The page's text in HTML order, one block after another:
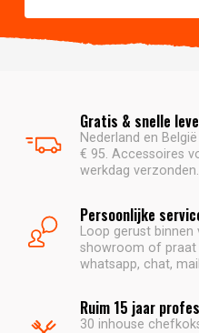
Gratis & snelle
Nederland en
€ 95. Accessoires
werkdag
Persoonlijke
Loop gerust
showroom of praat
whatsapp, chat,
Ruim 15 jaar
30 inhouse